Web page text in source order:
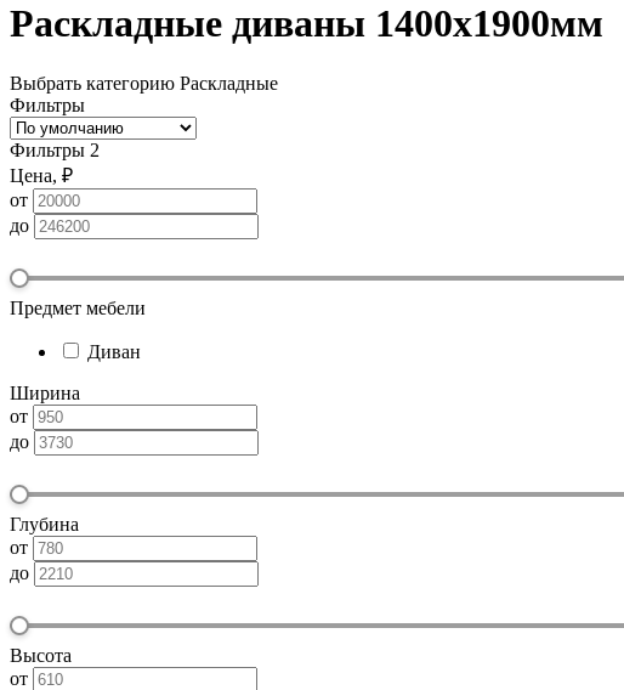
Раскладные диваны 1400х1900мм
Выбрать категорию Раскладные
Фильтры
Фильтры 2
Цена, ₽
от
до
Предмет мебели
Диван
Ширина
от
до
Глубина
от
до
Высота
от